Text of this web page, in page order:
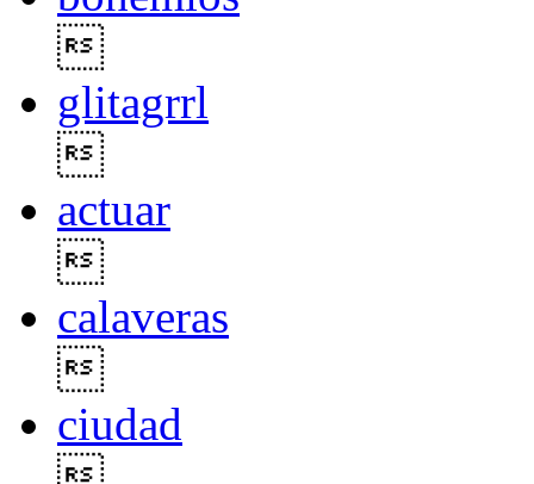
glitagrrl
actuar
calaveras
ciudad